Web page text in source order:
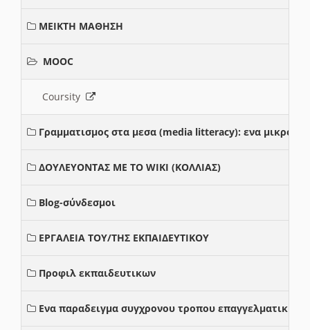
ΜΕΙΚΤΗ ΜΑΘΗΣΗ
MOOC
Coursity
Γραμματισμος στα μεσα (media litteracy): ενα μικρο
ΔΟΥΛΕΥΟΝΤΑΣ ΜΕ ΤΟ WIKI (ΚΟΛΛΙΑΣ)
Blog-σύνδεσμοι
ΕΡΓΑΛΕΙΑ ΤΟΥ/ΤΗΣ ΕΚΠΑΙΔΕΥΤΙΚΟΥ
Προφιλ εκπαιδευτικων
Ενα παραδειγμα συγχρονου τροπου επαγγελματικης